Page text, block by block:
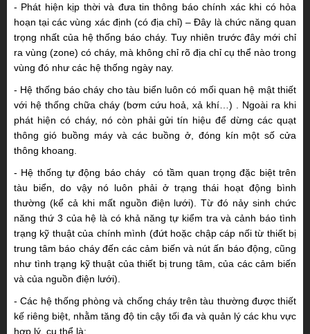
- Phát hiện kịp thời và đưa tin thông báo chính xác khi có hỏa
hoạn tại các vùng xác định (có địa chỉ) – Đây là chức năng quan
trọng nhất của hệ thống báo cháy. Tuy nhiên trước đây mới chỉ
ra vùng (zone) có cháy, mà không chỉ rõ địa chỉ cụ thể nào trong
vùng đó như các hệ thống ngày nay.
- Hệ thống báo cháy cho tàu biển luôn có mối quan hệ mật thiết
với hệ thống chữa cháy (bơm cứu hoả, xả khí…) . Ngoài ra khi
phát hiện có cháy, nó còn phải gửi tín hiệu để dừng các quạt
thông gió buồng máy và các buồng ở, đóng kín một số cửa
thông khoang.
- Hệ thống tự động báo cháy có tầm quan trọng đặc biệt trên
tàu biển, do vậy nó luôn phải ở trạng thái hoạt động bình
thường (kể cả khi mất nguồn điện lưới). Từ đó nảy sinh chức
năng thứ 3 của hệ là có khả năng tự kiểm tra và cảnh báo tình
trạng kỹ thuật của chính mình (đứt hoặc chập cáp nối từ thiết bị
trung tâm báo cháy đến các cảm biến và nút ấn báo động, cũng
như tình trạng kỹ thuật của thiết bị trung tâm, của các cảm biến
và của nguồn điện lưới).
-Các hệ thống phòng và chống cháy trên tàu thường được thiết
kế riêng biệt, nhằm tăng độ tin cậy tối đa và quản lý các khu vực
hợp lý, cụ thể là: